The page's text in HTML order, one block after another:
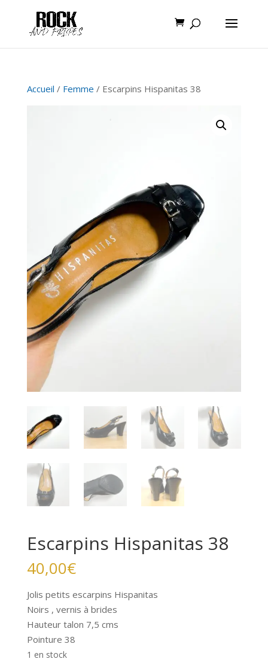
Accueil / Femme / Escarpins Hispanitas 38
Escarpins Hispanitas 38
40,00€
Jolis petits escarpins Hispanitas
Noirs , vernis à brides
Hauteur talon 7,5 cms
Pointure 38
1 en stock